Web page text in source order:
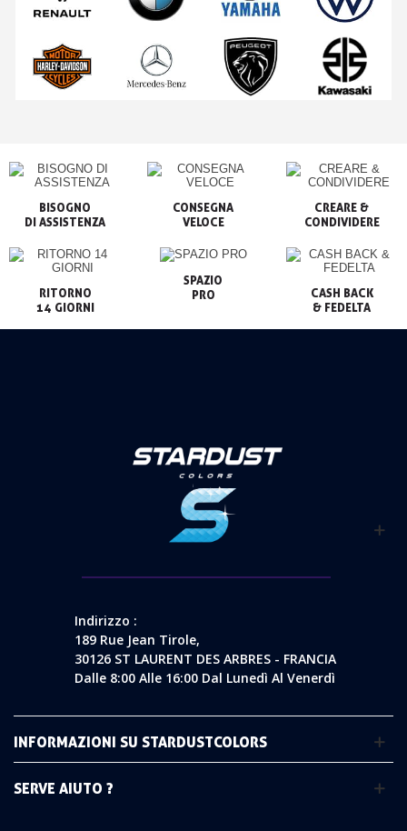
BISOGNO
CONSEGNA
VELOCE
CREARE &
CONDIVIDERE
RITORNO
14 GIORNI
SPAZIO
PRO
CASH BACK
& FEDELTA
Indirizzo :
189 Rue Jean Tirole,
30126 ST LAURENT DES ARBRES - FRANCIA
Dalle 8:00 Alle 16:00 Dal Lunedì Al Venerdì
INFORMAZIONI SU STARDUSTCOLORS
SERVE AIUTO ?